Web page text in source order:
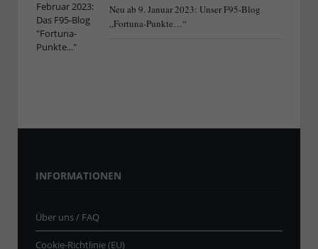
Neu ab 9. Januar 2023: Unser F95-Blog
„Fortuna-Punkte…“
INFORMATIONEN
Über uns / FAQ
Cookie-Richtlinie (EU)